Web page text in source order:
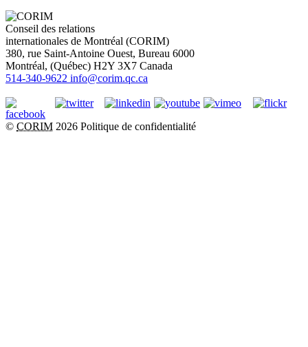
Conseil des relations
internationales de Montréal (CORIM)
380, rue Saint-Antoine Ouest, Bureau 6000
Montréal, (Québec) H2Y 3X7 Canada
514-340-9622 info@corim.qc.ca
© CORIM 2026 Politique de confidentialité